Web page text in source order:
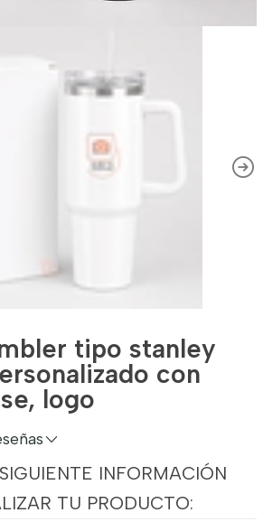
tipo stanley
con
logo
INFORMACIÓN
TU PRODUCTO: